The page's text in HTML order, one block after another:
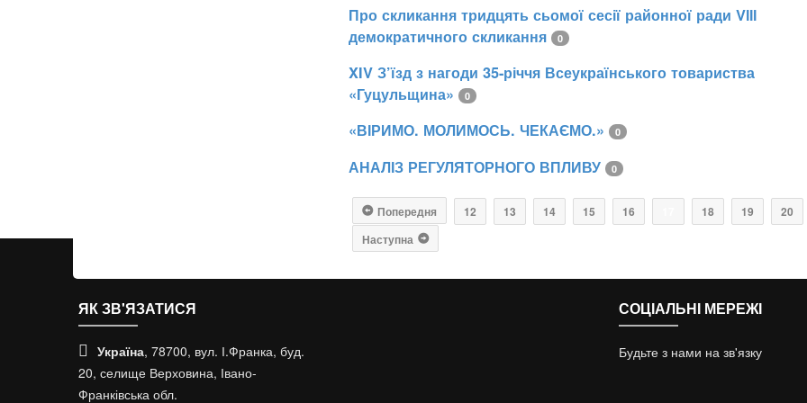
Про скликання тридцять сьомої сесії районної ради VІІІ
демократичного скликання
0
XIV З’їзд з нагоди 35-річчя Всеукраїнського товариства
«Гуцульщина»
0
«ВІРИМО. МОЛИМОСЬ. ЧЕКАЄМО.» 0
АНАЛІЗ РЕГУЛЯТОРНОГО ВПЛИВУ 0
Попередня 12 13 14 15 16 18 19
20
Наступна
ЯК ЗВ'ЯЗАТИСЯ
Україна, 78700, вул. І.Франка, буд.
20, селище Верховина, Івано-
Франківська обл.
СОЦІАЛЬНІ МЕРЕЖІ
Будьте з нами на зв'язку